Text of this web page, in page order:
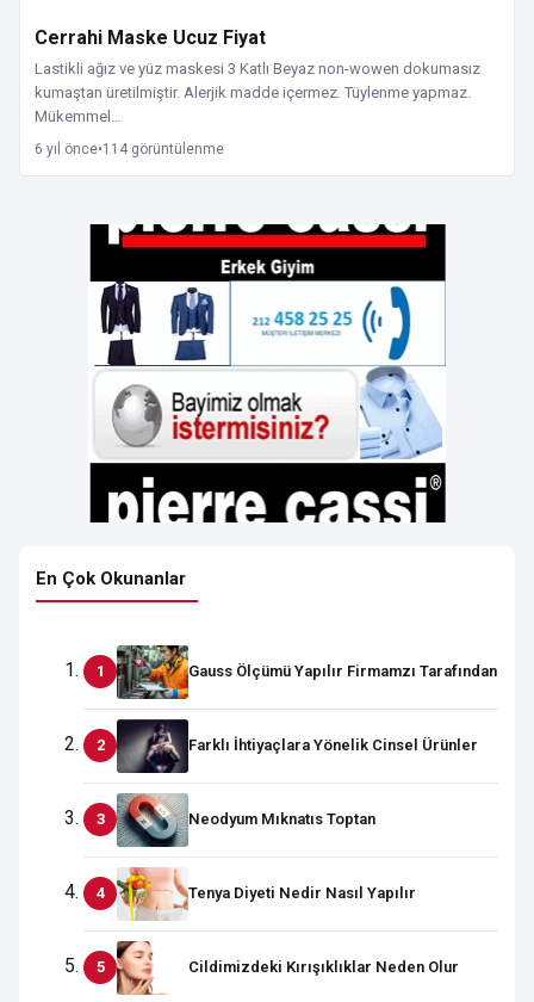
Cerrahi Maske Ucuz Fiyat
Lastikli ağız ve yüz maskesi 3 Katlı Beyaz non-wowen dokumasız
kumaştan üretilmiştir. Alerjik madde içermez. Tüylenme yapmaz.
Mükemmel…
6 yıl önce•114 görüntülenme
En Çok Okunanlar
Gauss Ölçümü Yapılır Firmamzı Tarafından
Farklı İhtiyaçlara Yönelik Cinsel Ürünler
Neodyum Mıknatıs Toptan
Tenya Diyeti Nedir Nasıl Yapılır
Cildimizdeki Kırışıklıklar Neden Olur